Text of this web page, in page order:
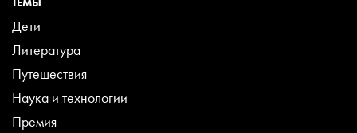
Дети
Литература
Путешествия
Наука и технологии
Премия